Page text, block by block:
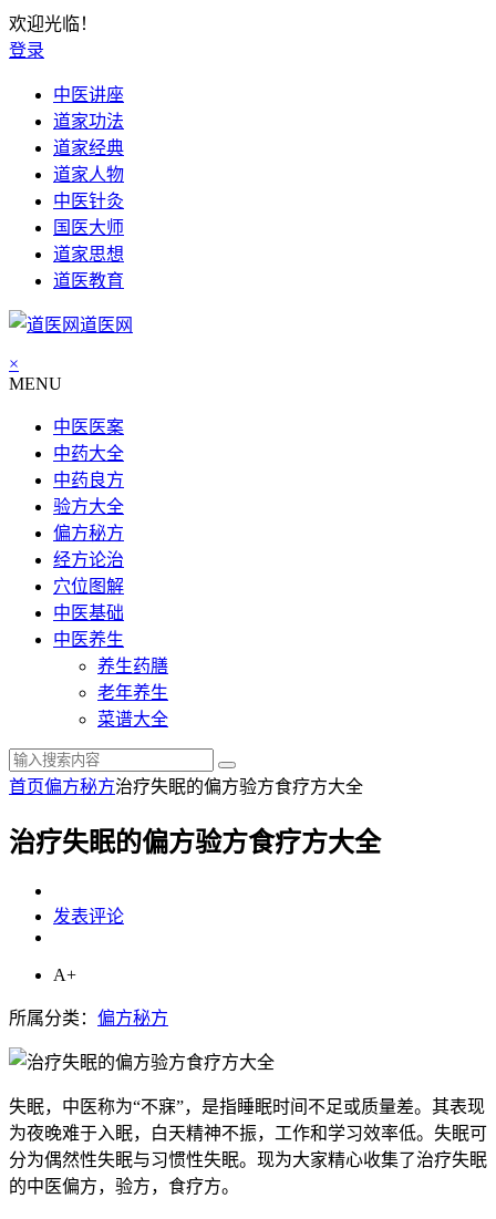
欢迎光临！
登录
中医讲座
道家功法
道家经典
道家人物
中医针灸
国医大师
道家思想
道医教育
道医网
×
MENU
中医医案
中药大全
中药良方
验方大全
偏方秘方
经方论治
穴位图解
中医基础
中医养生
养生药膳
老年养生
菜谱大全
首页偏方秘方治疗失眠的偏方验方食疗方大全
治疗失眠的偏方验方食疗方大全
发表评论
A+
所属分类： 偏方秘方
失眠，中医称为“不寐”，是指睡眠时间不足或质量差。其表现
为夜晚难于入眠，白天精神不振，工作和学习效率低。失眠可
分为偶然性失眠与习惯性失眠。现为大家精心收集了治疗失眠
的中医偏方，验方，食疗方。